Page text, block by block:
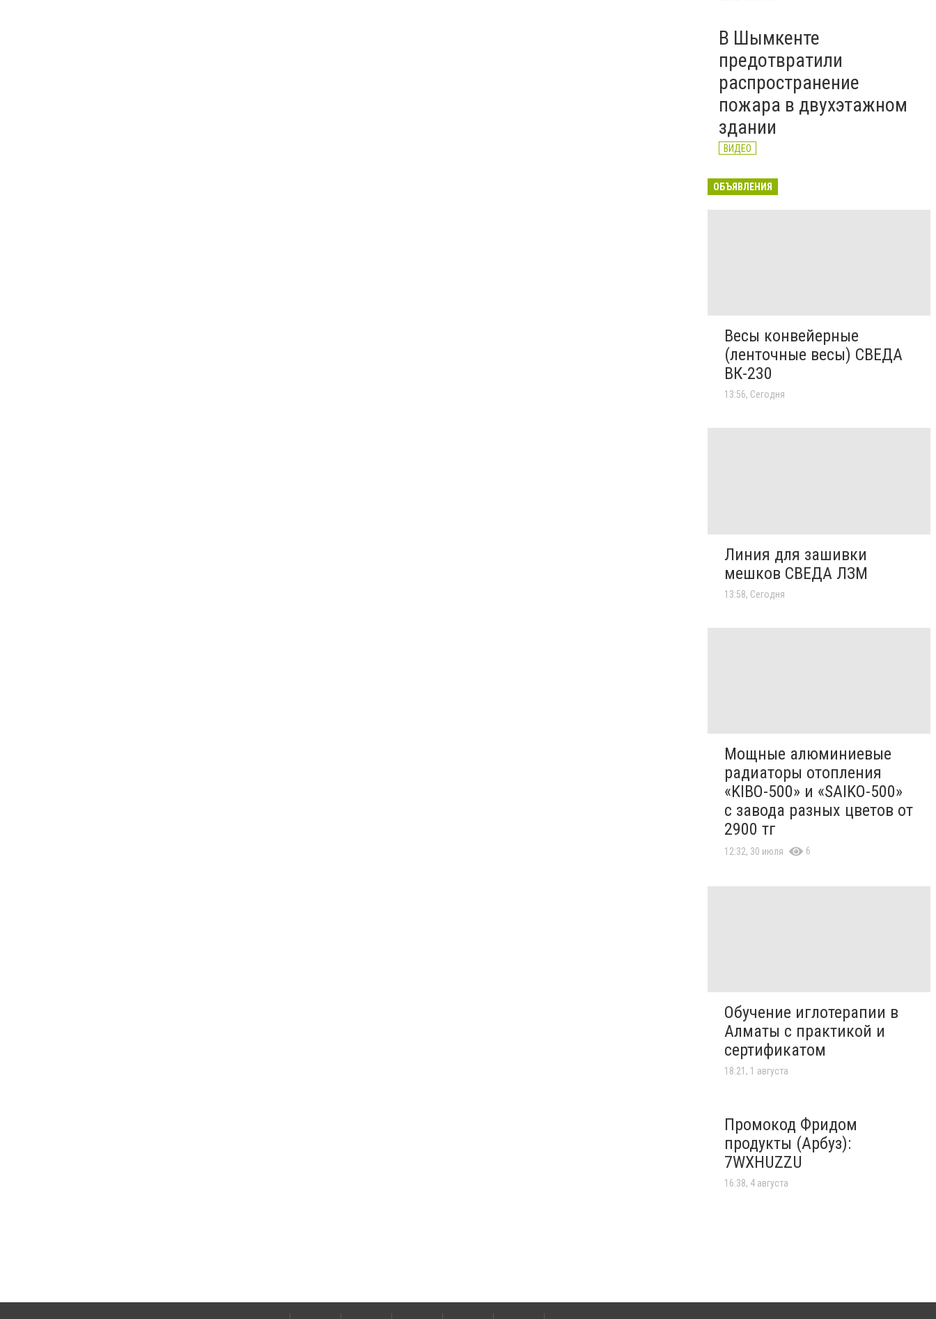
В Шымкенте
предотвратили
распространение
пожара в двухэтажном
здании
ВИДЕО
ОБЪЯВЛЕНИЯ
Весы конвейерные
(ленточные весы) СВЕДА
ВК-230
13:56, Сегодня
Линия для зашивки
мешков СВЕДА ЛЗМ
13:58, Сегодня
Мощные алюминиевые
радиаторы отопления
«KIBO-500» и «SAIKO-500»
с завода разных цветов от
2900 тг
12:32, 30 июля 6
Обучение иглотерапии в
Алматы с практикой и
сертификатом
18:21, 1 августа
Промокод Фридом
продукты (Арбуз):
7WXHUZZU
16:38, 4 августа